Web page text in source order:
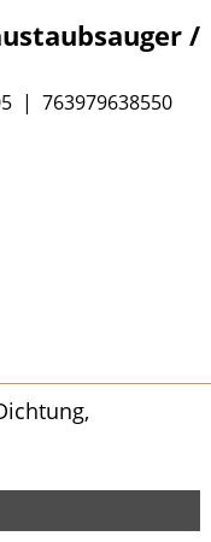
/
763979638550